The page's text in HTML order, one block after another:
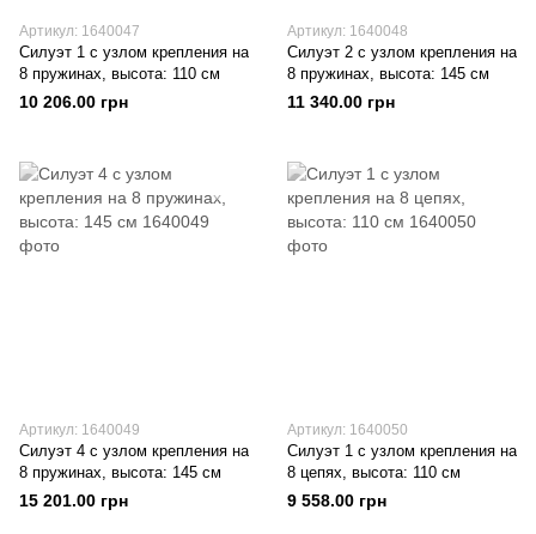
Артикул: 1640047
Силуэт 1 с узлом крепления на
8 пружинах, высота: 110 см
10 206.00 грн
Артикул: 1640048
Силуэт 2 с узлом крепления на
8 пружинах, высота: 145 см
11 340.00 грн
Артикул: 1640049
Силуэт 4 с узлом крепления на
8 пружинах, высота: 145 см
15 201.00 грн
Артикул: 1640050
Силуэт 1 с узлом крепления на
8 цепях, высота: 110 см
9 558.00 грн